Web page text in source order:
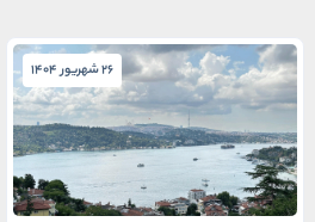
26 شهریور 1404